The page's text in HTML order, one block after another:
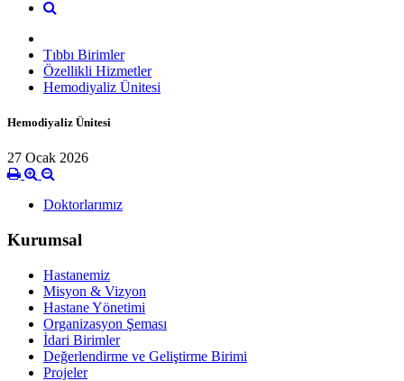
Tıbbı Birimler
Özellikli Hizmetler
Hemodiyaliz Ünitesi
Hemodiyaliz Ünitesi
27 Ocak 2026
Doktorlarımız
Kurumsal
Hastanemiz
Misyon & Vizyon
Hastane Yönetimi
Organizasyon Şeması
İdari Birimler
Değerlendirme ve Geliştirme Birimi
Projeler